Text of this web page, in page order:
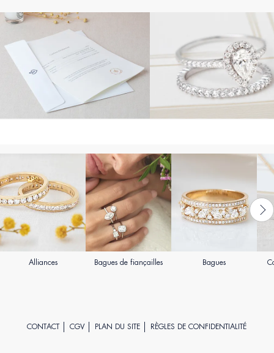
Alliances Bagues de fiançailles Bagues
CONTACT CGV PLAN DU SITE RÈGLES DE CONFIDENTIALITÉ